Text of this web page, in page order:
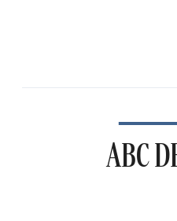
ABC